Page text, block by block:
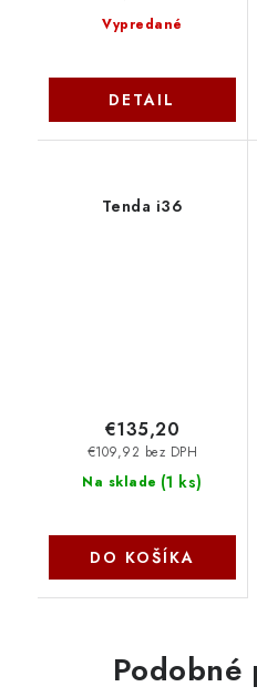
Vypredané
DETAIL
Tenda i36
Na sklade (1 ks)
€109,92 bez DPH
€135,20
DO KOŠÍKA